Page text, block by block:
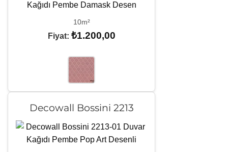
10m²
Fiyat: ₺1.200,00
Decowall Bossini 2213